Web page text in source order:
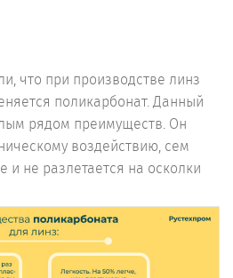
что при производстве линз
поликарбонат. Данный
рядом преимуществ. Он
воздействию, сем
и не разлетается на осколки